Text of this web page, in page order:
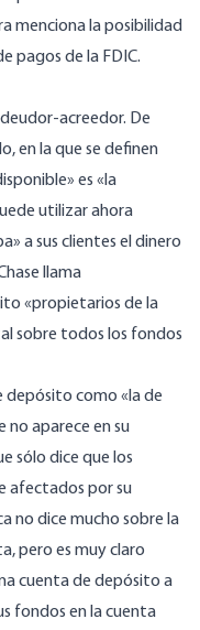
menciona la posibilidad
pagos de la FDIC.
acreedor. De
en la que se definen
es «la
utilizar ahora
a sus clientes el dinero
llama
«propietarios de la
sobre todos los fondos
depósito como «la de
no aparece en su
sólo dice que los
afectados por su
no dice mucho sobre la
pero es muy claro
cuenta de depósito a
fondos en la cuenta